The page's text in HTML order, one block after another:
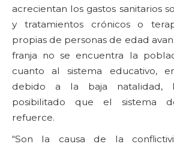
acrecientan los gastos sanitarios
y tratamientos crónicos o
propias de personas de edad
franja no se encuentra la
cuanto al sistema educativo,
debido a la baja natalidad,
posibilitado que el sistema
refuerce.
“Son la causa de la